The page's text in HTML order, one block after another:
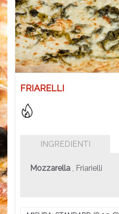
FRIARELLI
INGREDIENTI
Mozzarella , Friarielli